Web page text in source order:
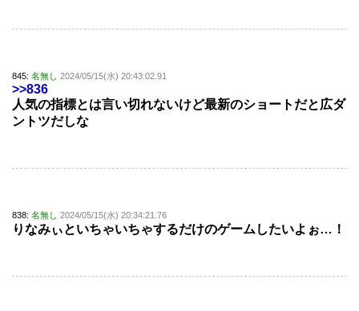
845: 名無し 2024/05/15(水) 20:43:02.91
>>836
人気の指標とは言い切れないけど最新のショートだと広ダ
ントツだしな
838: 名無し 2024/05/15(水) 20:34:21.76
りなみぃといちゃいちゃするだけのゲームしたいよぉ…！